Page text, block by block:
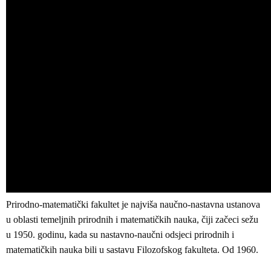
Prirodno-matematički fakultet je najviša naučno-nastavna ustanova
u oblasti temeljnih prirodnih i matematičkih nauka, čiji začeci sežu
u 1950. godinu, kada su nastavno-naučni odsjeci prirodnih i
matematičkih nauka bili u sastavu Filozofskog fakulteta. Od 1960.